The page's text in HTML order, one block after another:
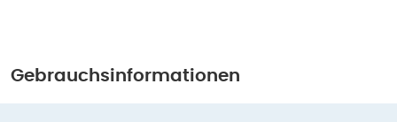
Gebrauchsinformationen